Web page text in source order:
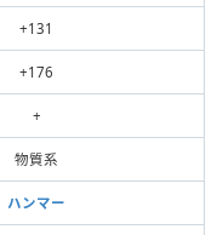
+131
+176
+
物質系
ハンマー